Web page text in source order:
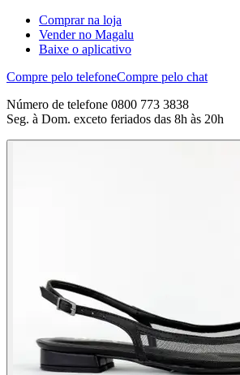
Comprar na loja
Vender no Magalu
Baixe o aplicativo
Compre pelo telefoneCompre pelo chat
Número de telefone 0800 773 3838
Seg. à Dom. exceto feriados das 8h às 20h